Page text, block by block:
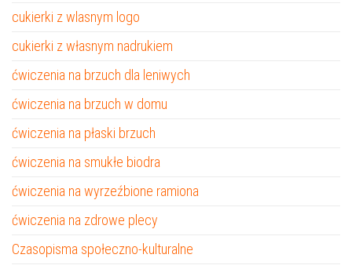
cukierki z wlasnym logo
cukierki z własnym nadrukiem
ćwiczenia na brzuch dla leniwych
ćwiczenia na brzuch w domu
ćwiczenia na płaski brzuch
ćwiczenia na smukłe biodra
ćwiczenia na wyrzeźbione ramiona
ćwiczenia na zdrowe plecy
Czasopisma społeczno-kulturalne